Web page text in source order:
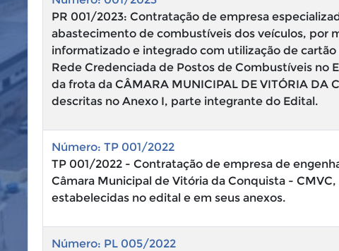
PR 001/2023: Contratação de empresa
abastecimento de combustíveis dos veículos, por
informatizado e integrado com utilização de
Rede Credenciada de Postos de Combustíveis no
da frota da CÂMARA MUNICIPAL DE VITÓRIA DA
descritas no Anexo I, parte integrante do Edital.
Número: TP 001/2022
TP 001/2022 - Contratação de empresa de
Câmara Municipal de Vitória da Conquista -
estabelecidas no edital e em seus anexos.
Número: PL 005/2022